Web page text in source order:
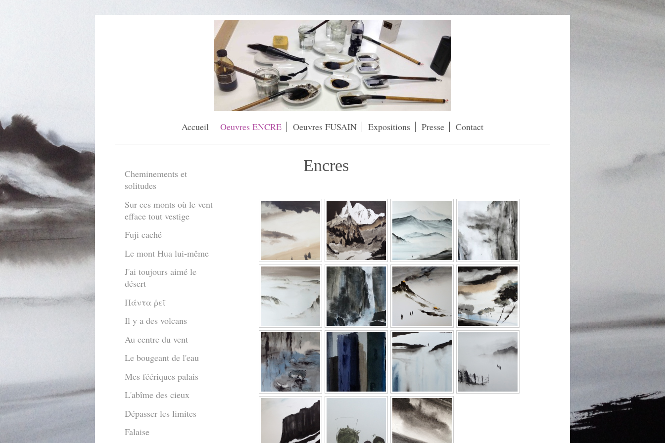
Accueil Oeuvres ENCRE Oeuvres FUSAIN Expositions Presse Contact
Encres
Cheminements et
solitudes
Sur ces monts où le vent
efface tout vestige
Fuji caché
Le mont Hua lui-même
J'ai toujours aimé le
désert
Πάντα ῥεῖ
Il y a des volcans
Au centre du vent
Le bougeant de l'eau
Mes féériques palais
L'abîme des cieux
Dépasser les limites
Falaise